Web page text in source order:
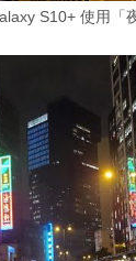
S10+ 使用「